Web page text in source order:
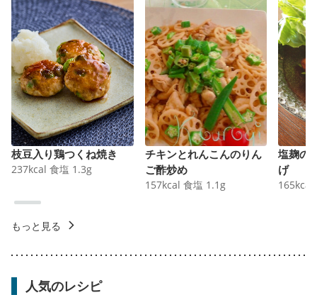
枝豆入り鶏つくね焼き
237kcal 食塩 1.3g
チキンとれんこんのりん
ご酢炒め
157kcal 食塩 1.1 g
塩麹の
げ
165kcal
もっと見る
人気のレシピ